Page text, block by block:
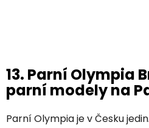
13. Parní Olympia
parní modely na
Parní Olympia je v Česku